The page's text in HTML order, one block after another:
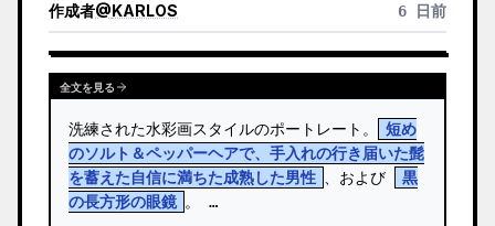
作成者@KARLOS 6 日前
全文を見る
洗練された水彩画スタイルのポートレート。
短め
のソルト＆ペッパーヘアで、手入れの行き届いた髭
を蓄えた自信に満ちた成熟した男性
、および
黒
の長方形の眼鏡 。 …